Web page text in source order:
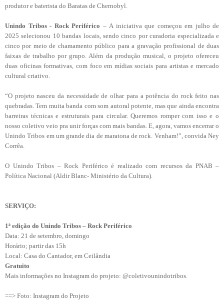
produtor e baterista do Baratas de Chernobyl.
Unindo Tribos - Rock Periférico –A iniciativa que começou em julho de
2025 selecionou 10 bandas locais, sendo cinco por curadoria especializada e
cinco por meio de chamamento público para a gravação profissional de duas
faixas de trabalho por grupo. Além da produção musical, o projeto ofereceu
duas oficinas formativas, com foco em mídias sociais para artistas e mercado
cultural criativo.
“O projeto nasceu da necessidade de olhar para a potência do rock feito nas
quebradas. Tem muita banda com som autoral potente, mas que ainda encontra
barreiras técnicas e estruturais para circular. Queremos romper com isso e o
nosso coletivo veio pra unir forças com mais bandas. E, agora, vamos encerrar o
Unindo Tribos em um grande dia de maratona de rock. Venham!”, convida Ney
Corrêa.
O Unindo Tribos – Rock Periférico é realizado com recursos da PNAB –
Política Nacional (Aldir Blanc- Ministério da Cultura).
SERVIÇO:
1ª edição do Unindo Tribos – Rock Periférico
Data: 21 de setembro, domingo
Horário; partir das 15h
Local: Casa do Cantador, em Ceilândia
Gratuito
Mais informações no Instagram do projeto: @coletivounindotribos.
==> Foto: Instagram do Projeto